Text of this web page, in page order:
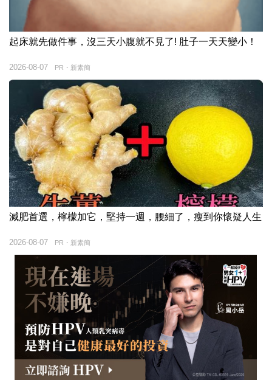
起床就先做件事，沒三天小腹就不見了! 肚子一天天變小！
PR・新素簡
2026-08-07
減肥首選，檸檬加它，堅持一週，腰細了，瘦到你懷疑人生
PR・新素簡
2026-08-07